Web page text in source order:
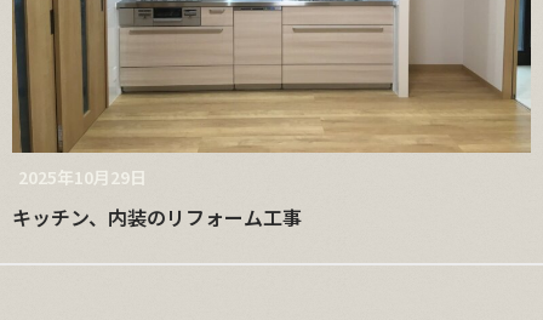
2025年10月29日
キッチン、内装のリフォーム工事